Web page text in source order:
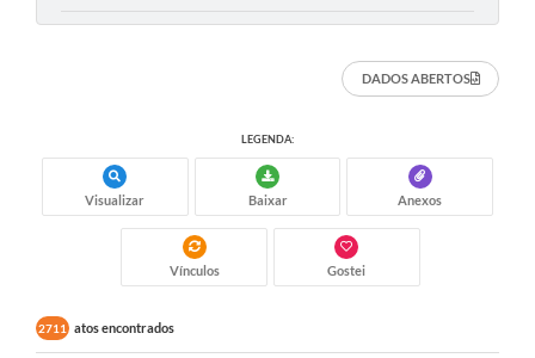
DADOS ABERTOS
LEGENDA:
Visualizar Baixar Anexos
Vínculos Gostei
2711 atos encontrados